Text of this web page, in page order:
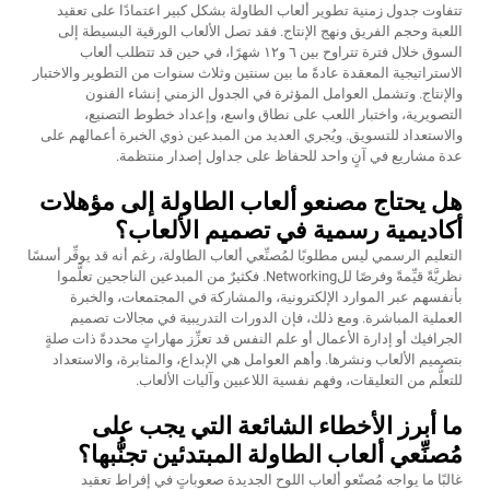
تتفاوت جدول زمنية تطوير ألعاب الطاولة بشكل كبير اعتمادًا على تعقيد
اللعبة وحجم الفريق ونهج الإنتاج. فقد تصل الألعاب الورقية البسيطة إلى
السوق خلال فترة تتراوح بين ٦ و١٢ شهرًا، في حين قد تتطلب ألعاب
الاستراتيجية المعقدة عادةً ما بين سنتين وثلاث سنوات من التطوير والاختبار
والإنتاج. وتشمل العوامل المؤثرة في الجدول الزمني إنشاء الفنون
التصويرية، واختبار اللعب على نطاق واسع، وإعداد خطوط التصنيع،
والاستعداد للتسويق. ويُجري العديد من المبدعين ذوي الخبرة أعمالهم على
عدة مشاريع في آنٍ واحد للحفاظ على جداول إصدار منتظمة.
هل يحتاج مصنعو ألعاب الطاولة إلى مؤهلات
أكاديمية رسمية في تصميم الألعاب؟
التعليم الرسمي ليس مطلوبًا لمُصنِّعي ألعاب الطاولة، رغم أنه قد يوفِّر أسسًا
نظريَّةً قيِّمةً وفرصًا للNetworking. فكثيرٌ من المبدعين الناجحين تعلَّموا
بأنفسهم عبر الموارد الإلكترونية، والمشاركة في المجتمعات، والخبرة
العملية المباشرة. ومع ذلك، فإن الدورات التدريبية في مجالات تصميم
الجرافيك أو إدارة الأعمال أو علم النفس قد تعزِّز مهاراتٍ محددةً ذات صلةٍ
بتصميم الألعاب ونشرها. وأهم العوامل هي الإبداع، والمثابرة، والاستعداد
للتعلُّم من التعليقات، وفهم نفسية اللاعبين وآليات الألعاب.
ما أبرز الأخطاء الشائعة التي يجب على
مُصنِّعي ألعاب الطاولة المبتدئين تجنُّبها؟
غالبًا ما يواجه مُصنّعو ألعاب اللوح الجديدة صعوباتٍ في إفراط تعقيد